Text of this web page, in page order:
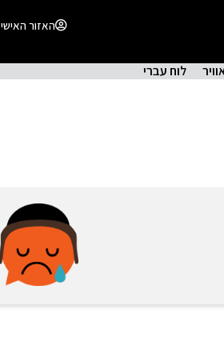
האזור האישי
לוח עברי